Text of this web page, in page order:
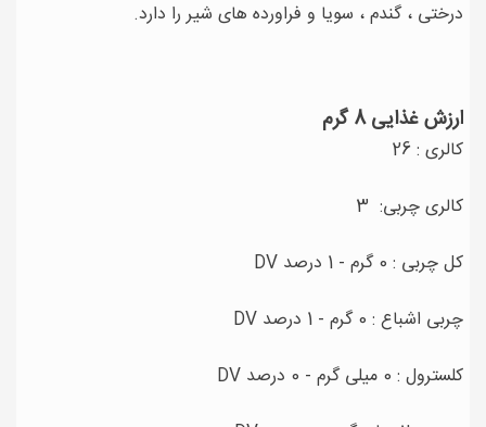
درختی ، گندم ، سویا و فراورده های شیر را دارد.
ارزش غذایی 8 گرم
کالری : 26
کالری چربی: 3
کل چربی : 0 گرم - 1 درصد DV
چربی اشباع : 0 گرم - 1 درصد DV
کلسترول : 0 میلی گرم - 0 درصد DV